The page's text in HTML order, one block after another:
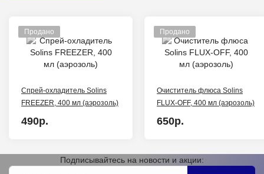
Продано
Спрей-охладитель Solins
FREEZER, 400 мл (аэрозоль)
490р.
Продано
Очиститель флюса Solins
FLUX-OFF, 400 мл (аэрозоль)
650р.
Подписывайтесь на новости и акции: